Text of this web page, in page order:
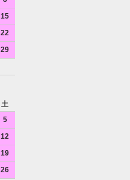
15
22
29
土
5
12
19
26